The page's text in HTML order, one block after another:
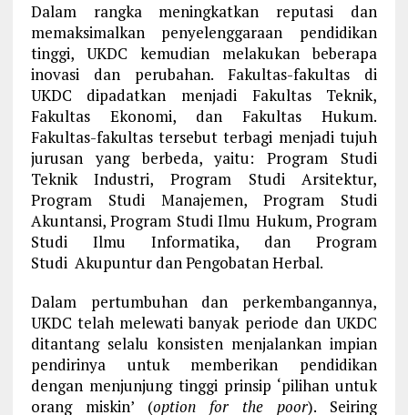
Dalam rangka meningkatkan reputasi dan
memaksimalkan penyelenggaraan pendidikan
tinggi, UKDC kemudian melakukan beberapa
inovasi dan perubahan. Fakultas-fakultas di
UKDC dipadatkan menjadi Fakultas Teknik,
Fakultas Ekonomi, dan Fakultas Hukum.
Fakultas-fakultas tersebut terbagi menjadi tujuh
jurusan yang berbeda, yaitu: Program Studi
Teknik Industri, Program Studi Arsitektur,
Program Studi Manajemen, Program Studi
Akuntansi, Program Studi Ilmu Hukum, Program
Studi Ilmu Informatika, dan Program
Studi Akupuntur dan Pengobatan Herbal.
Dalam pertumbuhan dan perkembangannya,
UKDC telah melewati banyak periode dan UKDC
ditantang selalu konsisten menjalankan impian
pendirinya untuk memberikan pendidikan
dengan menjunjung tinggi prinsip ‘pilihan untuk
orang miskin’ (option for the poor). Seiring